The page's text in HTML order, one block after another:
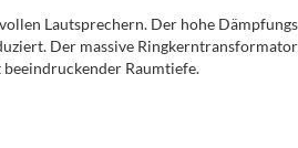
Lautsprechern. Der hohe
Der massive
Raumtiefe.